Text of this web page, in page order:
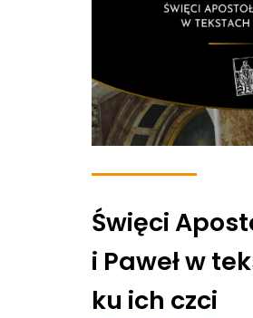
Święci
i Paweł w
ku ich czci